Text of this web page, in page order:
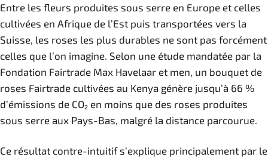
Entre les fleurs produites sous serre en Europe et celles
cultivées en Afrique de l’Est puis transportées vers la
Suisse, les roses les plus durables ne sont pas forcément
celles que l’on imagine. Selon une étude mandatée par la
Fondation Fairtrade Max Havelaar et men, un bouquet de
roses Fairtrade cultivées au Kenya génère jusqu’à 66 %
d’émissions de CO₂ en moins que des roses produites
sous serre aux Pays-Bas, malgré la distance parcourue.
Ce résultat contre-intuitif s’explique principalement par le